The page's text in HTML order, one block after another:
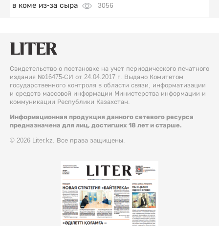
в коме из-за сыра
3056
Свидетельство о постановке на учет периодического печатного
издания №16475-СИ от 24.04.2017 г. Выдано Комитетом
государственного контроля в области связи, информатизации
и средств массовой информации Министерства информации и
коммуникации Республики Казахстан.
Информационная продукция данного сетевого ресурса
предназначена для лиц, достигших 18 лет и старше.
© 2026 Liter.kz. Все права защищены.